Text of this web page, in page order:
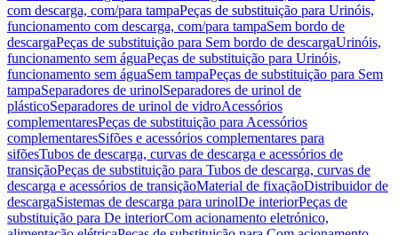
com descarga, com/para tampaPeças de substituição para Urinóis,
funcionamento com descarga, com/para tampaSem bordo de
descargaPeças de substituição para Sem bordo de descargaUrinóis,
funcionamento sem águaPeças de substituição para Urinóis,
funcionamento sem águaSem tampaPeças de substituição para Sem
tampaSeparadores de urinolSeparadores de urinol de
plásticoSeparadores de urinol de vidroAcessórios
complementaresPeças de substituição para Acessórios
complementaresSifões e acessórios complementares para
sifõesTubos de descarga, curvas de descarga e acessórios de
transiçãoPeças de substituição para Tubos de descarga, curvas de
descarga e acessórios de transiçãoMaterial de fixaçãoDistribuidor de
descargaSistemas de descarga para urinolDe interiorPeças de
substituição para De interiorCom acionamento eletrónico,